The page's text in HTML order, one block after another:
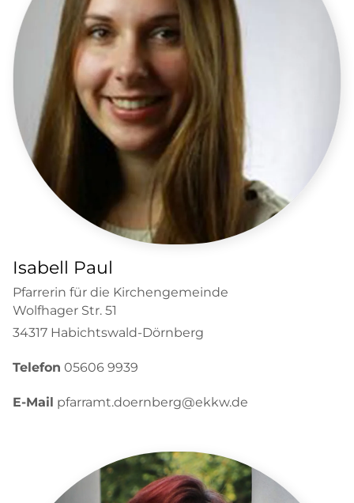
Isabell Paul
Pfarrerin für die Kirchengemeinde
Wolfhager Str. 51
34317 Habichtswald-Dörnberg
Telefon 05606 9939
E-Mail pfarramt.doernberg@ekkw.de